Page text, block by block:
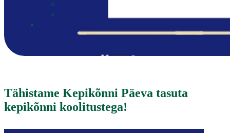
Tähistame Kepikõnni Päeva tasuta
kepikõnni koolitustega!